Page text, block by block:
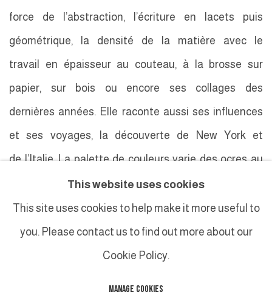
force de l’abstraction, l’écriture en lacets puis
géométrique, la densité de la matière avec le
travail en épaisseur au couteau, à la brosse sur
papier, sur bois ou encore ses collages des
dernières années. Elle raconte aussi ses influences
et ses voyages, la découverte de New York et
de l’Italie. La palette de couleurs varie des ocres au
blanc, gris et noir et aux couleurs vives.
This website uses cookies
This site uses cookies to help make it more useful to
you. Please contact us to find out more about our
Cookie Policy.
MANAGE COOKIES